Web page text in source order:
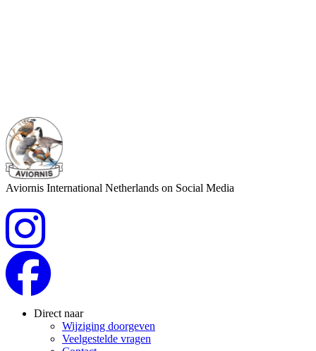
Aviornis International Netherlands on Social Media
Direct naar
Wijziging doorgeven
Veelgestelde vragen